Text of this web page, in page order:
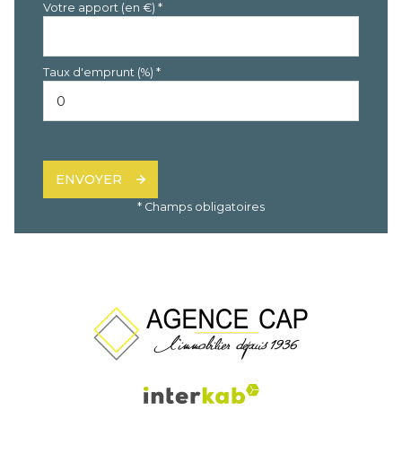
Votre apport (en €) *
Taux d'emprunt (%) *
ENVOYER
* Champs obligatoires